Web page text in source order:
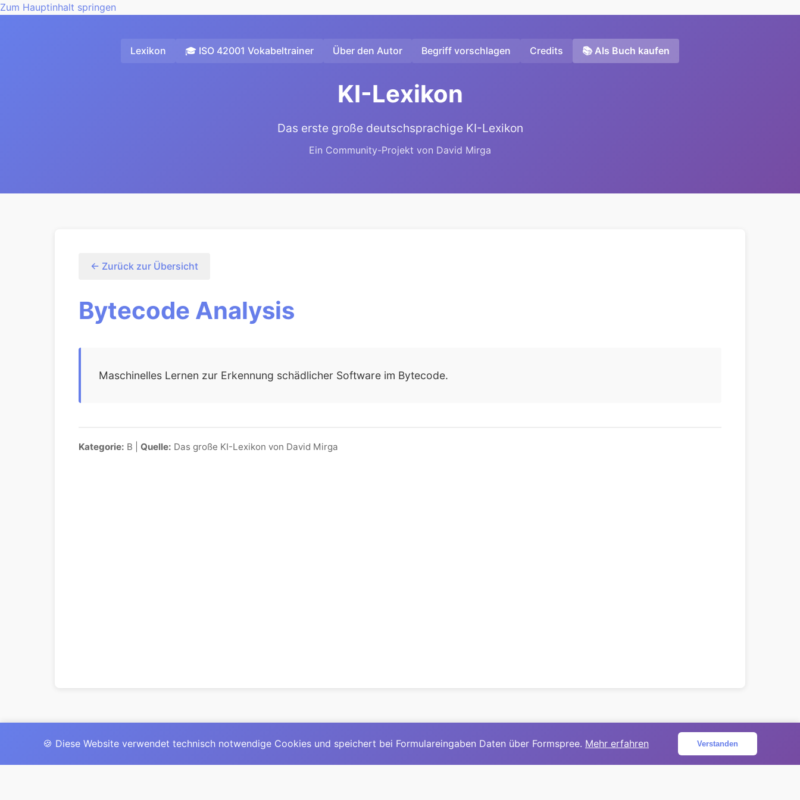
Zum Hauptinhalt springen
Lexikon 🎓 ISO 42001 Vokabeltrainer Über den Autor Begriff vorschlagen Credits 📚 Als Buch kaufen
KI-Lexikon
Das erste große deutschsprachige KI-Lexikon
Ein Community-Projekt von David Mirga
← Zurück zur Übersicht
Bytecode Analysis
Maschinelles Lernen zur Erkennung schädlicher Software im Bytecode.
Kategorie: B | Quelle: Das große KI-Lexikon von David Mirga
© 2025David Mirga|LinkedIn|davidmirga.com
🍪 Diese Website verwendet technisch notwendige Cookies und speichert bei Formulareingaben Daten über Formspree. Mehr erfahren Verstanden